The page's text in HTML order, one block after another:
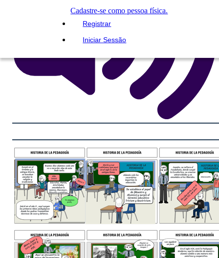
Cadastre-se como pessoa física.
Registrar
Iniciar Sessão